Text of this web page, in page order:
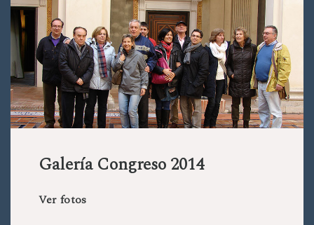
Galería Congreso 2014
Ver fotos